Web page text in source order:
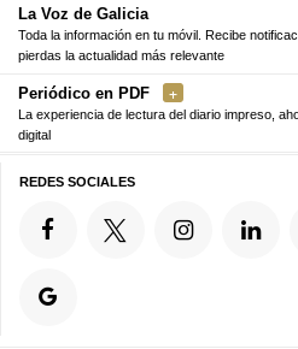
La Voz de Galicia
Toda la información en tu móvil. Recibe
pierdas la actualidad más relevante
Periódico en PDF
La experiencia de lectura del diario impreso,
digital
REDES SOCIALES